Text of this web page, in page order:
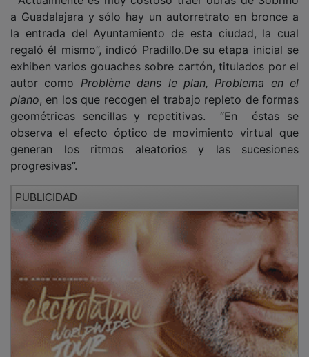
a Guadalajara y sólo hay un autorretrato en bronce a
la entrada del Ayuntamiento de esta ciudad, la cual
regaló él mismo”, indicó Pradillo.De su etapa inicial se
exhiben varios gouaches sobre cartón, titulados por el
autor comoProblème dans le plan, Problema en el
plano
, en los que recogen el trabajo repleto de formas
geométricas sencillas y repetitivas. “En éstas se
observa el efecto óptico de movimiento virtual que
generan los ritmos aleatorios y las sucesiones
progresivas”.